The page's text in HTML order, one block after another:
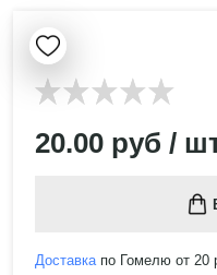
20.00 руб /
Доставкапо Гомелю от 20